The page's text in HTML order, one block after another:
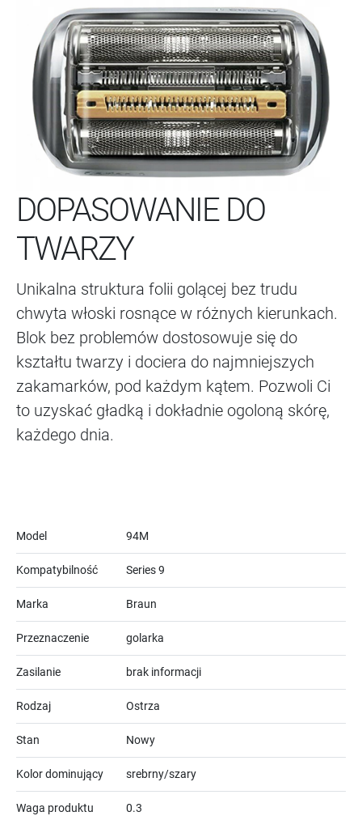
DOPASOWANIE DO
TWARZY
Unikalna struktura folii golącej bez trudu
chwyta włoski rosnące w różnych kierunkach.
Blok bez problemów dostosowuje się do
kształtu twarzy i dociera do najmniejszych
zakamarków, pod każdym kątem. Pozwoli Ci
to uzyskać gładką i dokładnie ogoloną skórę,
każdego dnia.
Model 94M
Kompatybilność Series 9
Marka Braun
Przeznaczenie golarka
Zasilanie brak informacji
Rodzaj Ostrza
Stan Nowy
Kolor dominujący srebrny/szary
Waga produktu
0.3